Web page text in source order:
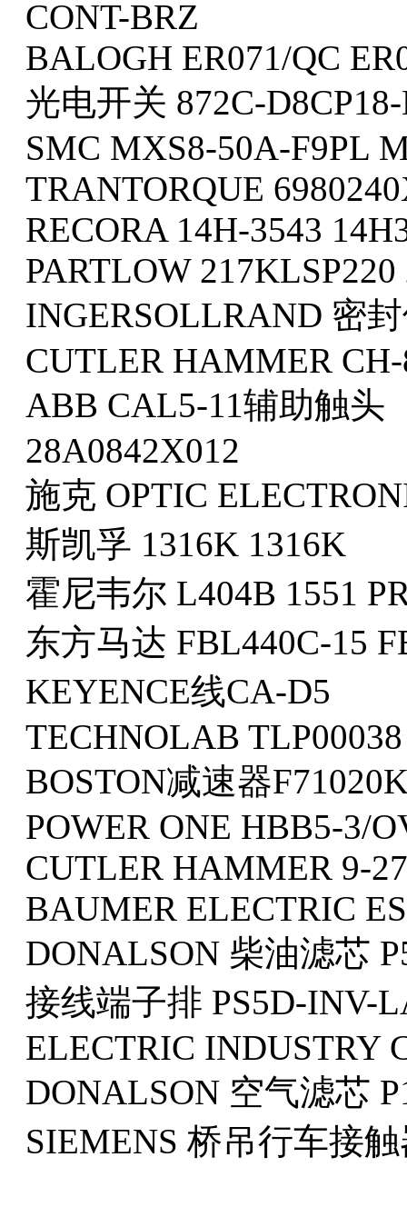
CONT-BRZ
BALOGH ER071/QC
光电开关 872C-
SMC MXS8-50A-F9PL
TRANTORQUE
RECORA 14H-3543
PARTLOW
INGERSOLLRAND 密
CUTLER HAMMER
ABB CAL5-11辅助触头
28A0842X012
施克 OPTIC
斯凯孚 1316K 1316K
霍尼韦尔 L404B 1551
东方马达 FBL440C-15
KEYENCE线CA-D5
TECHNOLAB
BOSTON减速器
POWER ONE HBB5-3/
CUTLER HAMMER 9-
BAUMER ELECTRIC
DONALSON 柴油滤芯
接线端子排 PS5D-INV-
ELECTRIC INDUSTRY
DONALSON 空气滤芯
SIEMENS 桥吊行车接